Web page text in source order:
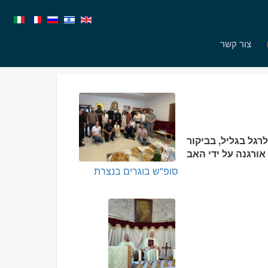
צור קשר
לרגל בגליל, בביקור
על ידי האב
סופ"ש בוגרים בנצרת